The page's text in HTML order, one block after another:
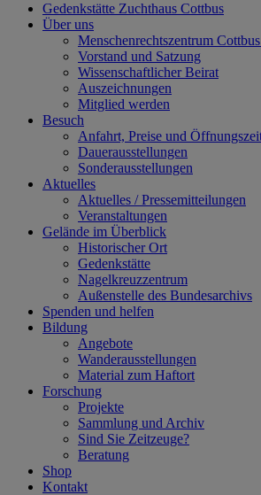
Gedenkstätte Zuchthaus Cottbus
Über uns
Menschenrechtszentrum
Vorstand und Satzung
Wissenschaftlicher Beirat
Auszeichnungen
Mitglied werden
Besuch
Anfahrt, Preise und
Dauerausstellungen
Sonderausstellungen
Aktuelles
Aktuelles / Pressemitteilungen
Veranstaltungen
Gelände im Überblick
Historischer Ort
Gedenkstätte
Nagelkreuzzentrum
Außenstelle des Bundesarchivs
Spenden und helfen
Bildung
Angebote
Wanderausstellungen
Material zum Haftort
Forschung
Projekte
Sammlung und Archiv
Sind Sie Zeitzeuge?
Beratung
Shop
Kontakt